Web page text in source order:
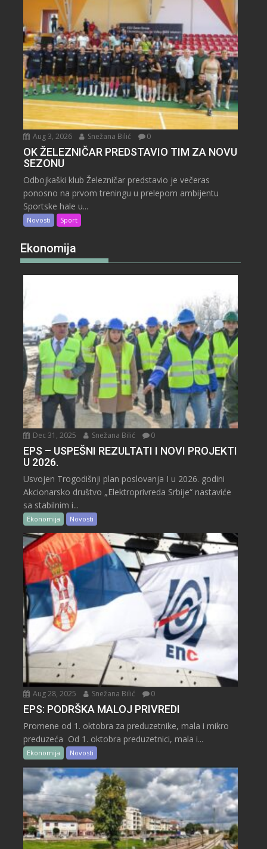
Aug 3, 2026 Snežana Bilić 0
OK ŽELEZNIČAR PREDSTAVIO TIM ZA NOVU
SEZONU
Odbojkaški klub Železničar predstavio je večeras
ponosno na prvom treningu u prelepom ambijentu
Sportske hale u...
Novosti Sport
Ekonomija
Dec 31, 2025 Snežana Bilić 0
EPS – USPEŠNI REZULTATI I NOVI PROJEKTI
U 2026.
Usvojen Trogodišnji plan poslovanja I u 2026. godini
Akcionarsko društvo „Elektroprivreda Srbije“ nastaviće
sa stabilnim i...
Ekonomija Novosti
Aug 28, 2025 Snežana Bilić 0
EPS: PODRŠKA MALOJ PRIVREDI
Promene od 1. oktobra za preduzetnike, mala i mikro
preduzeća Od 1. oktobra preduzetnici, mala i...
Ekonomija Novosti